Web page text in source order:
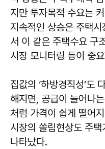
지만 투자목적 수요는
지속적인 상승은 주택
서 이 같은 주택수요 구
시장 모니터링 등이 중
집값의 ‘하방경직성’도
해지면, 공급이 늘어나
처럼 가격이 쉽게 떨어
시장의 쏠림현상도 주
나타났다.